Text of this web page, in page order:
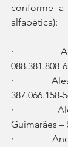
conforme a
alfabética):
·
088.381.808-
·
387.066.158-
·
Guimarães –
·